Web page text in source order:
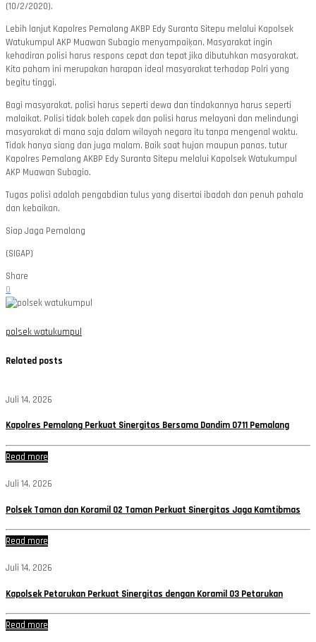
(10/2/2020).
Lebih lanjut Kapolres Pemalang AKBP Edy Suranta Sitepu melalui Kapolsek
Watukumpul AKP Muawan Subagio menyampaiķan, Masyarakat ingin
kehadiran polisi harus respons cepat dan tepat jika dibutuhkan masyarakat.
Kita paham ini merupakan harapan ideal masyarakat terhadap Polri yang
begitu tinggi.
Bagi masyarakat, polisi harus seperti dewa dan tindakannya harus seperti
malaikat. Polisi tidak boleh capek dan polisi harus melayani dan melindungi
masyarakat di mana saja dalam wilayah negara itu tanpa mengenal waktu.
Tidak hanya siang dan juga malam. Baik saat hujan maupun panas, tutur
Kapolres Pemalang AKBP Edy Suranta Sitepu melalui Kapolsek Watukumpul
AKP Muawan Subagio.
Tugas polisi adalah pengabdian tulus yang disertai ibadah dan penuh pahala
dan kebaikan.
Siap Jaga Pemalang
(SIGAP)
Share
0
polsek watukumpul
Related posts
Juli 14, 2026
Kapolres Pemalang Perkuat Sinergitas Bersama Dandim 0711 Pemalang
Read more
Juli 14, 2026
Polsek Taman dan Koramil 02 Taman Perkuat Sinergitas Jaga Kamtibmas
Read more
Juli 14, 2026
Kapolsek Petarukan Perkuat Sinergitas dengan Koramil 03 Petarukan
Read more